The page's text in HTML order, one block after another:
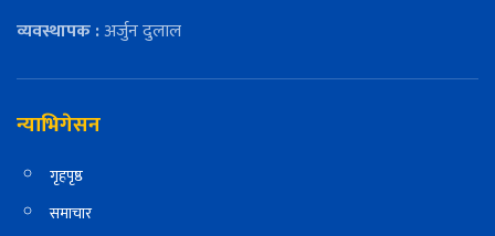
व्यवस्थापक :अर्जुन दुलाल
न्याभिगेसन
गृहपृष्ठ
समाचार